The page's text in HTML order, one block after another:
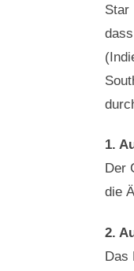
Star
1.
Der
die
2.
Das